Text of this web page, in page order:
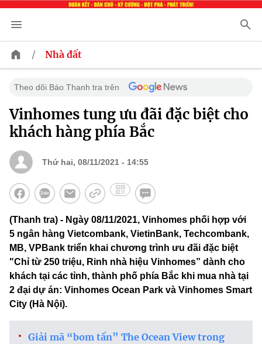
/ Nhà đất
Theo dõi Báo Thanh tra trên
Vinhomes tung ưu đãi đặc biệt cho
khách hàng phía Bắc
Thứ hai, 08/11/2021 - 14:55
(Thanh tra) - Ngày 08/11/2021, Vinhomes phối hợp với
5 ngân hàng Vietcombank, VietinBank, Techcombank,
MB, VPBank triển khai chương trình ưu đãi đặc biệt
"Chỉ từ 250 triệu, Rinh nhà hiệu Vinhomes” dành cho
khách tại các tỉnh, thành phố phía Bắc khi mua nhà tại
2 đại dự án: Vinhomes Ocean Park và Vinhomes Smart
City (Hà Nội).
Giải mã “bom tấn” The Ocean View trong